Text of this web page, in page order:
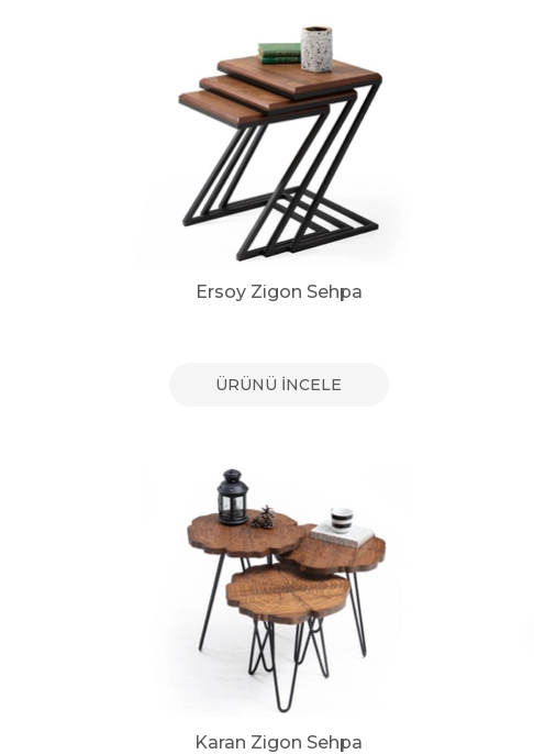
Ersoy Zigon Sehpa
ÜRÜNÜ İNCELE
Karan Zigon Sehpa